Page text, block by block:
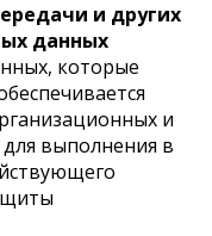
и других
данных
которые
и
выполнения в